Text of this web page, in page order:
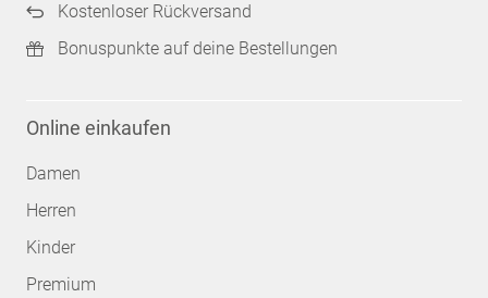
Kostenloser Rückversand
Bonuspunkte auf deine Bestellungen
Online einkaufen
Damen
Herren
Kinder
Premium